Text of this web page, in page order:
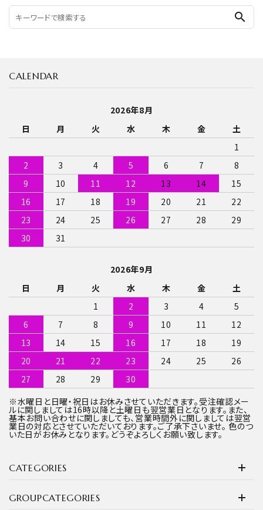
search
CATEGORIES
GROUPCATEGORIES
CALENDAR
2026年8月
日
月 火 水 木 金
土
1
2
3 4 5 6 7
8
9
10 11 12 13 14
15
16
17 18 19 20 21
22
23
24 25 26 27 28
29
30
31
2026年9月
日
月 火 水 木 金
土
1
2 3 4
5
6
7 8 9 10 11
12
13
14 15 16 17 18
19
20
21 22 23 24 25
26
27
28 29
30
※水曜日と日曜・祝日はお休みさせていただきます。受注確認メー
ルに関しましては16時以降と土曜日も翌営業日となります。また、
基本お問い合わせに関しましても、営業時間外に関しましては翌営
業日の対応とさせていただいております。ご了承下さいませ。 色のつ
いた日がお休みとなります。どうぞよろしくお願い致します。